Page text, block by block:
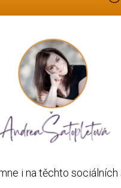
i na těchto sociálních